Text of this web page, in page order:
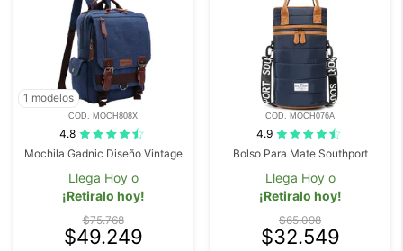
1 modelos
COD. MOCH808X
4.8
Mochila Gadnic Diseño Vintage
Llega Hoy o
¡Retiralo hoy!
$75.768
$49.249
COD. MOCH076A
4.9
Bolso Para Mate Southport
Llega Hoy o
¡Retiralo hoy!
$65.098
$32.549